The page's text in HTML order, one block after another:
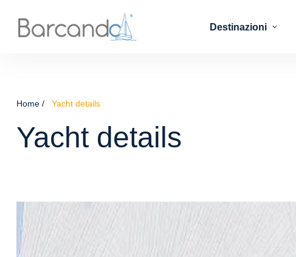
Destinazioni
Home Yacht details
Yacht details